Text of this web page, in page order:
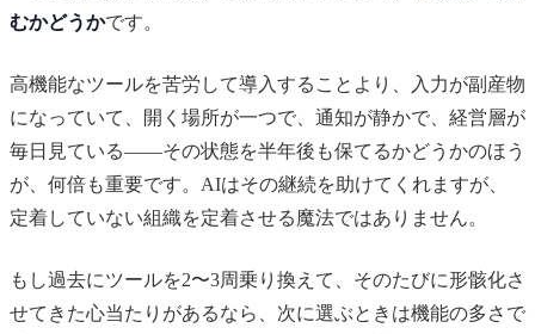
むかどうかです。
高機能なツールを苦労して導入することより、入力が副産物
になっていて、開く場所が一つで、通知が静かで、経営層が
毎日見ている——その状態を半年後も保てるかどうかのほう
が、何倍も重要です。AIはその継続を助けてくれますが、
定着していない組織を定着させる魔法ではありません。
もし過去にツールを2〜3周乗り換えて、そのたびに形骸化さ
せてきた心当たりがあるなら、次に選ぶときは機能の多さで